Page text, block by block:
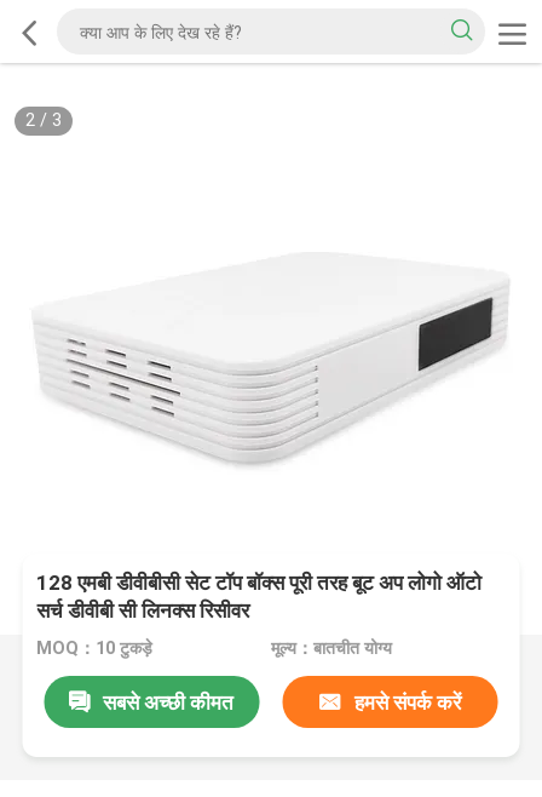
2/ 3
128 एमबी डीवीबीसी सेट टॉप बॉक्स पूरी तरह बूट अप लोगो ऑटो
सर्च डीवीबी सी लिनक्स रिसीवर
MOQ：10 टुकड़े मूल्य：बातचीत योग्य
सबसे अच्छी कीमत हमसे संपर्क करें